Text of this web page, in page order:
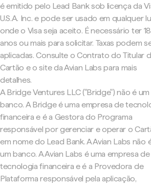
é emitido pelo Lead Bank sob licença da
U.S.A. Inc. e pode ser usado em qualquer
onde o Visa seja aceito. É necessário ter 18
anos ou mais para solicitar. Taxas podem
aplicadas. Consulte o Contrato do Titular
Cartão e o site da Avian Labs para mais
detalhes.
A Bridge Ventures LLC ("Bridge") não é um
banco. A Bridge é uma empresa de
financeira e é a Gestora do Programa
responsável por gerenciar e operar o
em nome do Lead Bank. A Avian Labs não
um banco. A Avian Labs é uma empresa de
tecnologia financeira e é a Provedora de
Plataforma responsável pela aplicação,